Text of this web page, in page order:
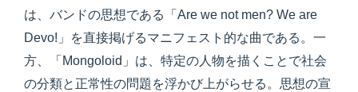
は、バンドの思想である「Are we not men? We are
Devo!」を直接掲げるマニフェスト的な曲である。一
方、「Mongoloid」は、特定の人物を描くことで社会
の分類と正常性の問題を浮かび上がらせる。思想の宣